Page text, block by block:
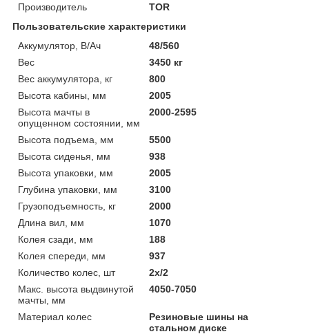
Производитель
TOR
Пользовательские характеристики
Аккумулятор, В/Ач
48/560
Вес
3450 кг
Вес аккумулятора, кг
800
Высота кабины, мм
2005
Высота мачты в
опущенном состоянии, мм
2000-2595
Высота подъема, мм
5500
Высота сиденья, мм
938
Высота упаковки, мм
2005
Глубина упаковки, мм
3100
Грузоподъемность, кг
2000
Длина вил, мм
1070
Колея сзади, мм
188
Колея спереди, мм
937
Количество колес, шт
2х/2
Макс. высота выдвинутой
мачты, мм
4050-7050
Материал колес
Резиновые шины на
стальном диске